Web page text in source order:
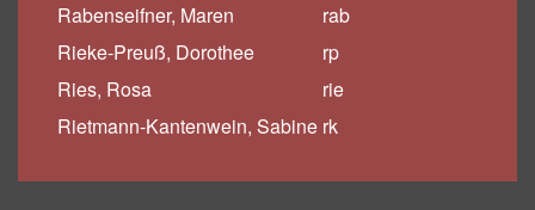
Rabenseifner, Maren
rab
Rieke-Preuß, Dorothee
rp
Ries, Rosa
rie
Rietmann-Kantenwein, Sabine rk